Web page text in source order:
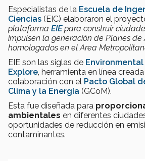
Especialistas de la Escuela de
Ciencias (EIC) elaboraron el
plataforma EIEpara construir
impulsen la generación de Planes de
homologados en el Area
EIE son las siglas de
Explore herramienta en línea
colaboración con el Pacto Global
Clima y la Energía (GCoM).
Esta fue diseñada para
ambientales en diferentes
oportunidades de reducción en
contaminantes.